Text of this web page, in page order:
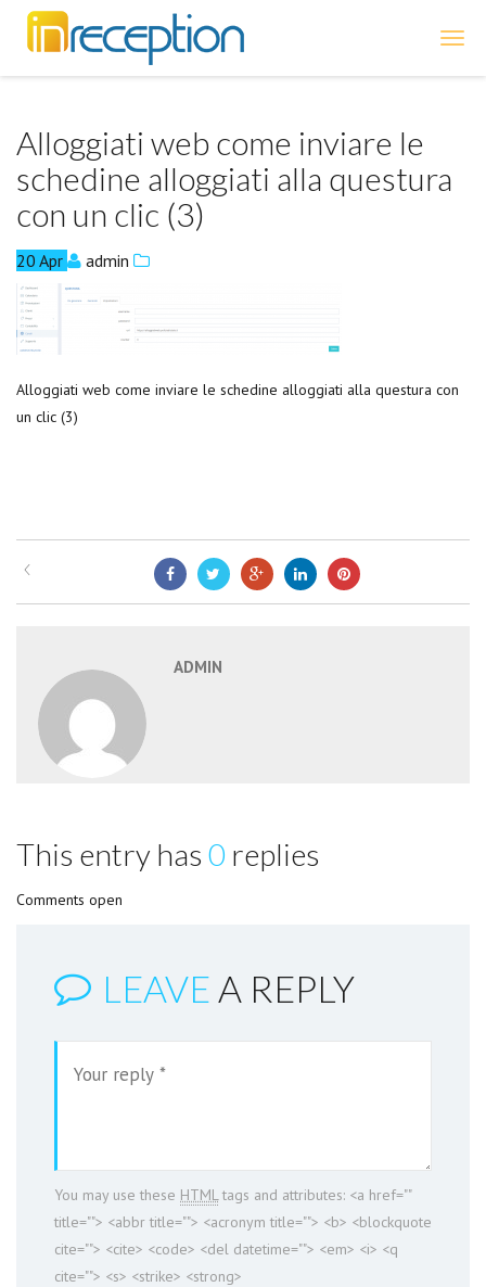
Alloggiati web come inviare le
schedine alloggiati alla questura
con un clic (3)
20 Apr admin
Alloggiati web come inviare le schedine alloggiati alla questura con
un clic (3)
ADMIN
This entry has 0 replies
Comments open
LEAVE A REPLY
You may use these HTMLtags and attributes: <a href=""
title=""> <abbr title=""> <acronym title=""> <b> <blockquote
cite=""> <cite> <code> <del datetime=""> <em> <i> <q
cite=""> <s> <strike> <strong>